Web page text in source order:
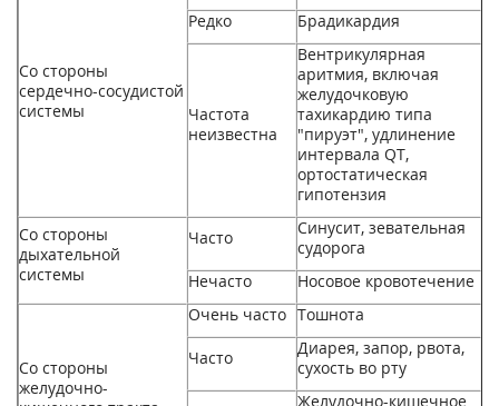
Со стороны
сердечно­-сосудистой
системы
Редко
Брадикардия
Частота
неизвестна
Вентрикулярная
аритмия, включая
желудочковую
тахикардию типа
"пируэт", удлинение
интервала QT,
ортостатическая
гипотензия
Со стороны
дыхательной
системы
Часто
Синусит, зевательная
судорога
Нечасто
Носовое кровотечение
Со стороны
желудочно-
Очень часто Тошнота
Часто
Диарея, запор, рвота,
сухость во рту
Желудочно-кишечное